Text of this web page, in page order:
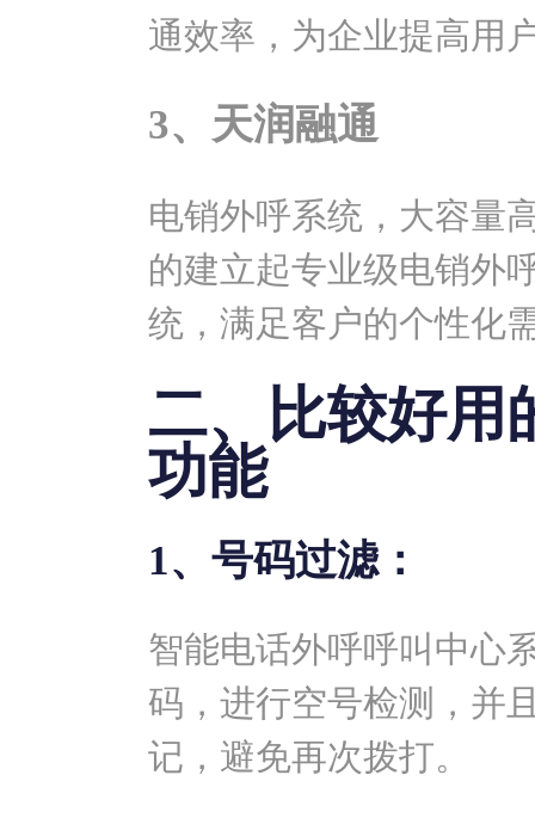
通效率，为企业提高用
3、天润融通
电销外呼系统，大容量
的建立起专业级电销外
统，满足客户的个性化
二、比较好用
功能
1、号码过滤：
智能电话外呼呼叫中心
码，进行空号检测，并
记，避免再次拨打。